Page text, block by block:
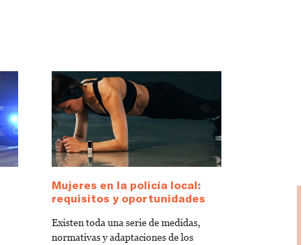
Mujeres en la policía local:
requisitos y oportunidades
Existen toda una serie de medidas,
normativas y adaptaciones de los